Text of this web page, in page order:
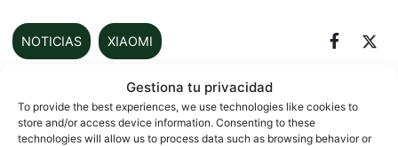
Gestiona tu privacidad
To provide the best experiences, we use technologies like cookies to
store and/or access device information. Consenting to these
technologies will allow us to process data such as browsing behavior or
NOTICIAS XIAOMI
Sobre este autor